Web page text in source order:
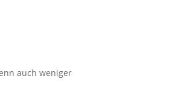
auch weniger